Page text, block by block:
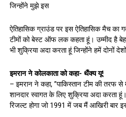
जिन्होंने मुझे इस
ऐतिहासिक ग्राउंड पर इस ऐतिहासिक मैच का
टीमों को बेस्ट ऑफ लक कहता हूं। उम्मीद है
भी शुक्रिया अदा करता हूं जिन्होंने हमें दोनों
इमरान ने कोलकाता को कहा- थैंक्य यू!
– इमरान ने कहा, ”पाकिस्तान टीम की तरफ
शानदार स्वागत के लिए शुक्रिया अदा करता
रिजल्ट होगा जो 1991 में जब मैं आखिरी बार